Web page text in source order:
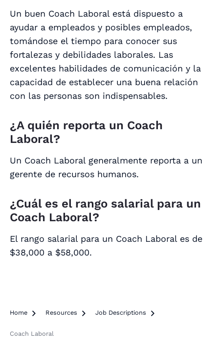
Un buen Coach Laboral está dispuesto a
ayudar a empleados y posibles empleados,
tomándose el tiempo para conocer sus
fortalezas y debilidades laborales. Las
excelentes habilidades de comunicación y la
capacidad de establecer una buena relación
con las personas son indispensables.
¿A quién reporta un Coach
Laboral?
Un Coach Laboral generalmente reporta a un
gerente de recursos humanos.
¿Cuál es el rango salarial para un
Coach Laboral?
El rango salarial para un Coach Laboral es de
$38,000 a $58,000.
Home  Resources  Job Descriptions 
Coach Laboral